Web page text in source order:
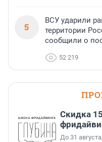
5
ВСУ ударили
территории
сообщили о
52 219
Скидка
До 31